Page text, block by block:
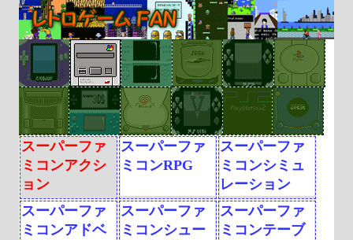
スーパーファ
ミコンアクシ
ョン
スーパーファ
ミコンRPG
スーパーファ
ミコンシミュ
レーション
スーパーファ
ミコンアドベ
スーパーファ
ミコンシュー
スーパーファ
ミコンテーブ